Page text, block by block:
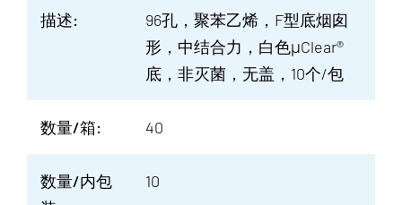
描述:
96孔，聚苯乙烯，F型底烟囱
形，中结合力，白色μClear®
底，非灭菌，无盖，10个/包
数量/箱: 40
数量/内包
10